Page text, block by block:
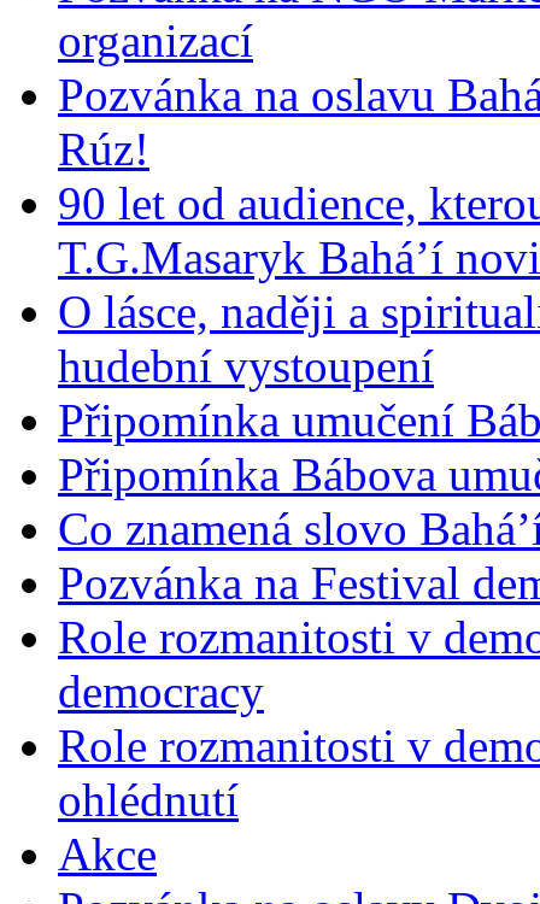
organizací
Pozvánka na oslavu
Rúz!
90 let od audience,
T.G.Masaryk Bahá’í
O lásce, naději a
hudební vystoupení
Připomínka umučení
Připomínka Bábova
Co znamená slovo
Pozvánka na Festival
Role rozmanitosti v
democracy
Role rozmanitosti v
ohlédnutí
Akce